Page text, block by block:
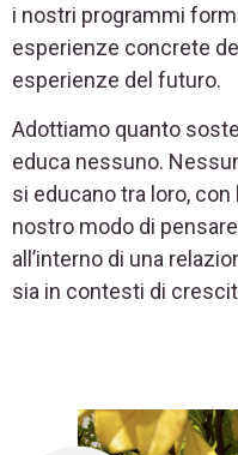
i nostri programmi
esperienze concrete
esperienze del futuro.
Adottiamo quanto
educa nessuno.
si educano tra loro, con
nostro modo di
all’interno di una
sia in contesti di